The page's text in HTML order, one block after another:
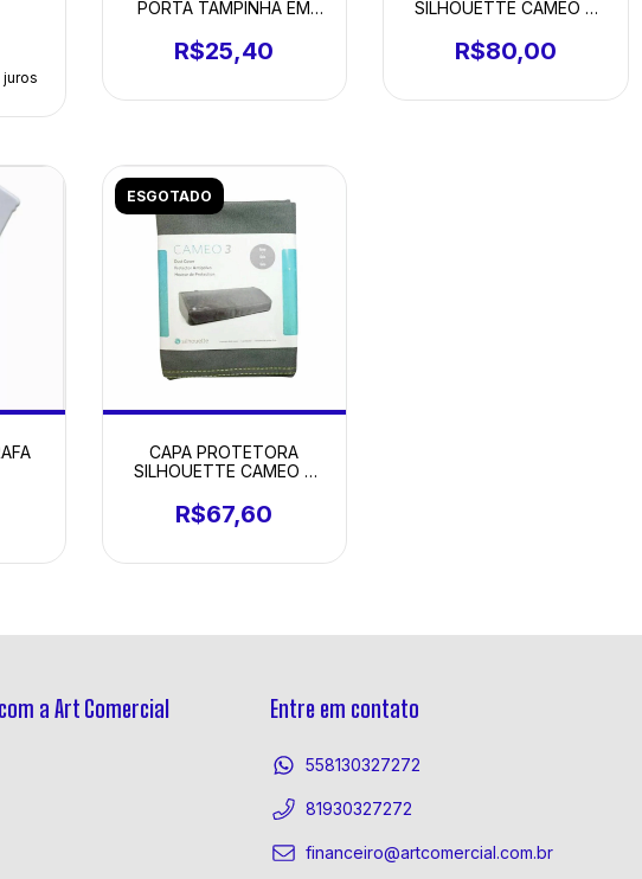
PORTA TAMPINHA EM
R$25,40
SILHOUETTE CAMEO 4
R$80,00
ESGOTADO
CAPA PROTETORA
SILHOUETTE CAMEO 3
R$67,60
a Art Comercial Entre em contato
558130327272
81930327272
financeiro@artcomercial.com.br